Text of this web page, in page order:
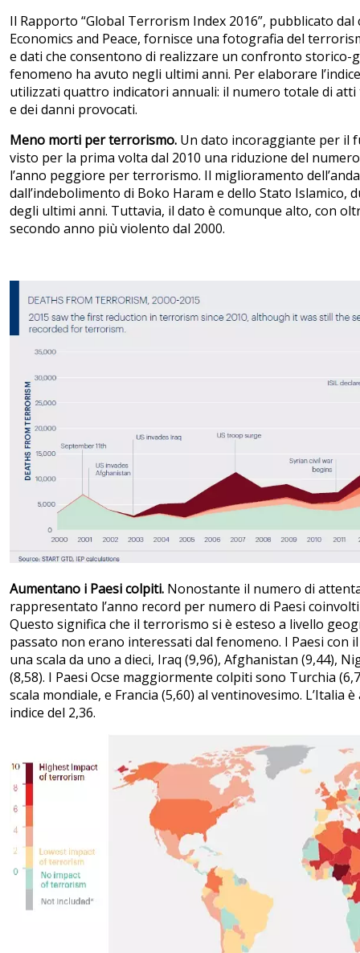
Il Rapporto “Global Terrorism Index 2016”, pubblicato
Economics and Peace, fornisce una fotografia del
e dati che consentono di realizzare un confronto storico-
fenomeno ha avuto negli ultimi anni. Per elaborare
utilizzati quattro indicatori annuali: il numero totale di
e dei danni provocati.
Meno morti per terrorismo. Un dato incoraggiante per il
visto per la prima volta dal 2010 una riduzione del
l’anno peggiore per terrorismo. Il miglioramento
dall’indebolimento di Boko Haram e dello Stato
degli ultimi anni. Tuttavia, il dato è comunque alto, con
secondo anno più violento dal 2000.
Aumentano i Paesi colpiti. Nonostante il numero di
rappresentato l’anno record per numero di Paesi
Questo significa che il terrorismo si è esteso a livello
passato non erano interessati dal fenomeno. I Paesi
una scala da uno a dieci, Iraq (9,96), Afghanistan (9,44),
(8,58). I Paesi Ocse maggiormente colpiti sono Turchia
scala mondiale, e Francia (5,60) al ventinovesimo. L’Italia
indice del 2,36.